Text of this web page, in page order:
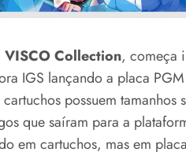
VISCO Collection, começa
IGS lançando a placa
cartuchos possuem
que saíram para a
em cartuchos, mas em